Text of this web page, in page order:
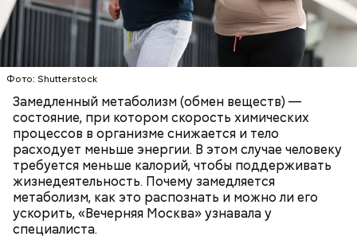
Фото: Shutterstock
Замедленный метаболизм (обмен веществ) —
состояние, при котором скорость химических
процессов в организме снижается и тело
расходует меньше энергии. В этом случае человеку
требуется меньше калорий, чтобы поддерживать
жизнедеятельность. Почему замедляется
метаболизм, как это распознать и можно ли его
ускорить, «Вечерняя Москва» узнавала у
специалиста.